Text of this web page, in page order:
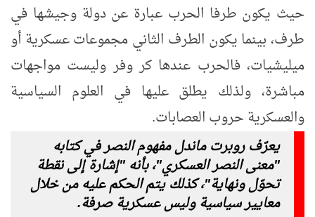
حيث يكون طرفا الحرب عبارة عن دولة وجيشها في
طرف، بينما يكون الطرف الثاني مجموعات عسكرية أو
ميليشيات، فالحرب عندها كر وفر وليست مواجهات
مباشرة، ولذلك يطلق عليها في العلوم السياسية
والعسكرية حروب العصابات.
يعرّف روبرت ماندل مفهوم النصر في كتابه
"معنى النصر العسكري"، بأنه "إشارة إلى نقطة
تحوّل ونهاية"، كذلك يتم الحكم عليه من خلال
معايير سياسية وليس عسكرية صرفة.